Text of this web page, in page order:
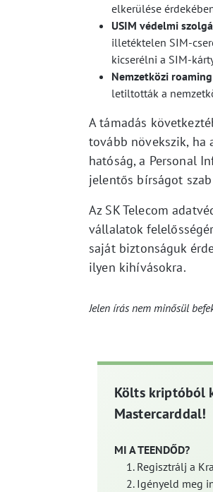
elkerülése
USIM védelmi
illetéktelen SIM-
kicserélni a SIM-
Nemzetközi
letiltották a
A támadás
tovább növekszik, ha
hatóság, a Personal
jelentős bírságot
Az SK Telecom
vállalatok
saját biztonságuk
ilyen kihívásokra.
Jelen írás nem minősül
Költs kriptóból
Mastercarddal!
MI A TEENDŐD?
Regisztrálj a
Igényeld meg